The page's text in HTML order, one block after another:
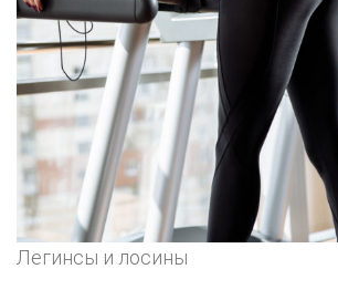
Легинсы и лосины